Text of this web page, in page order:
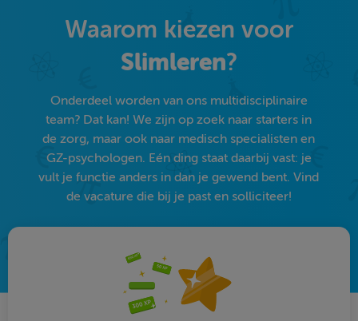
Waarom kiezen voor
Slimleren?
Onderdeel worden van ons multidisciplinaire
team? Dat kan! We zijn op zoek naar starters in
de zorg, maar ook naar medisch specialisten en
GZ-psychologen. Eén ding staat daarbij vast: je
vult je functie anders in dan je gewend bent. Vind
de vacature die bij je past en solliciteer!